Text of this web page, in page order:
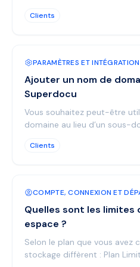
Clients
PARAMÈTRES ET
Ajouter un nom de
Superdocu
Vous souhaitez peut-être
domaine au lieu d’un sous-
Clients
COMPTE, CONNEXION ET
Quelles sont les limites
espace ?
Selon le plan que vous avez
stockage diffèrent : Plan Limite de stockage Plan